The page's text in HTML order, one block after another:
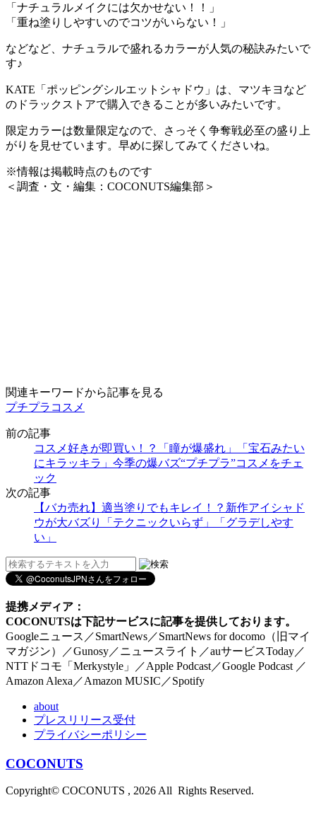
「ナチュラルメイクには欠かせない！！」
「重ね塗りしやすいのでコツがいらない！」
などなど、ナチュラルで盛れるカラーが人気の秘訣みたいで
す♪
KATE「ポッピングシルエットシャドウ」は、マツキヨなど
のドラックストアで購入できることが多いみたいです。
限定カラーは数量限定なので、さっそく争奪戦必至の盛り上
がりを見せています。早めに探してみてくださいね。
※情報は掲載時点のものです
＜調査・文・編集：COCONUTS編集部＞
関連キーワードから記事を見る
プチプラコスメ
前の記事
コスメ好きが即買い！？「瞳が爆盛れ」「宝石みたい
にキラッキラ」今季の爆バズ“プチプラ”コスメをチェ
ック
次の記事
【バカ売れ】適当塗りでもキレイ！？新作アイシャド
ウが大バズり「テクニックいらず」「グラデしやす
い」
提携メディア：
COCONUTSは下記サービスに記事を提供しております。
Googleニュース／SmartNews／SmartNews for docomo（旧マイ
マガジン）／Gunosy／ニュースライト／auサービスToday／
NTTドコモ「Merkystyle」／Apple Podcast／Google Podcast ／
Amazon Alexa／Amazon MUSIC／Spotify
about
プレスリリース受付
プライバシーポリシー
COCONUTS
Copyright© COCONUTS , 2026 All Rights Reserved.